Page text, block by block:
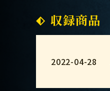
収録商品
2022-04-28